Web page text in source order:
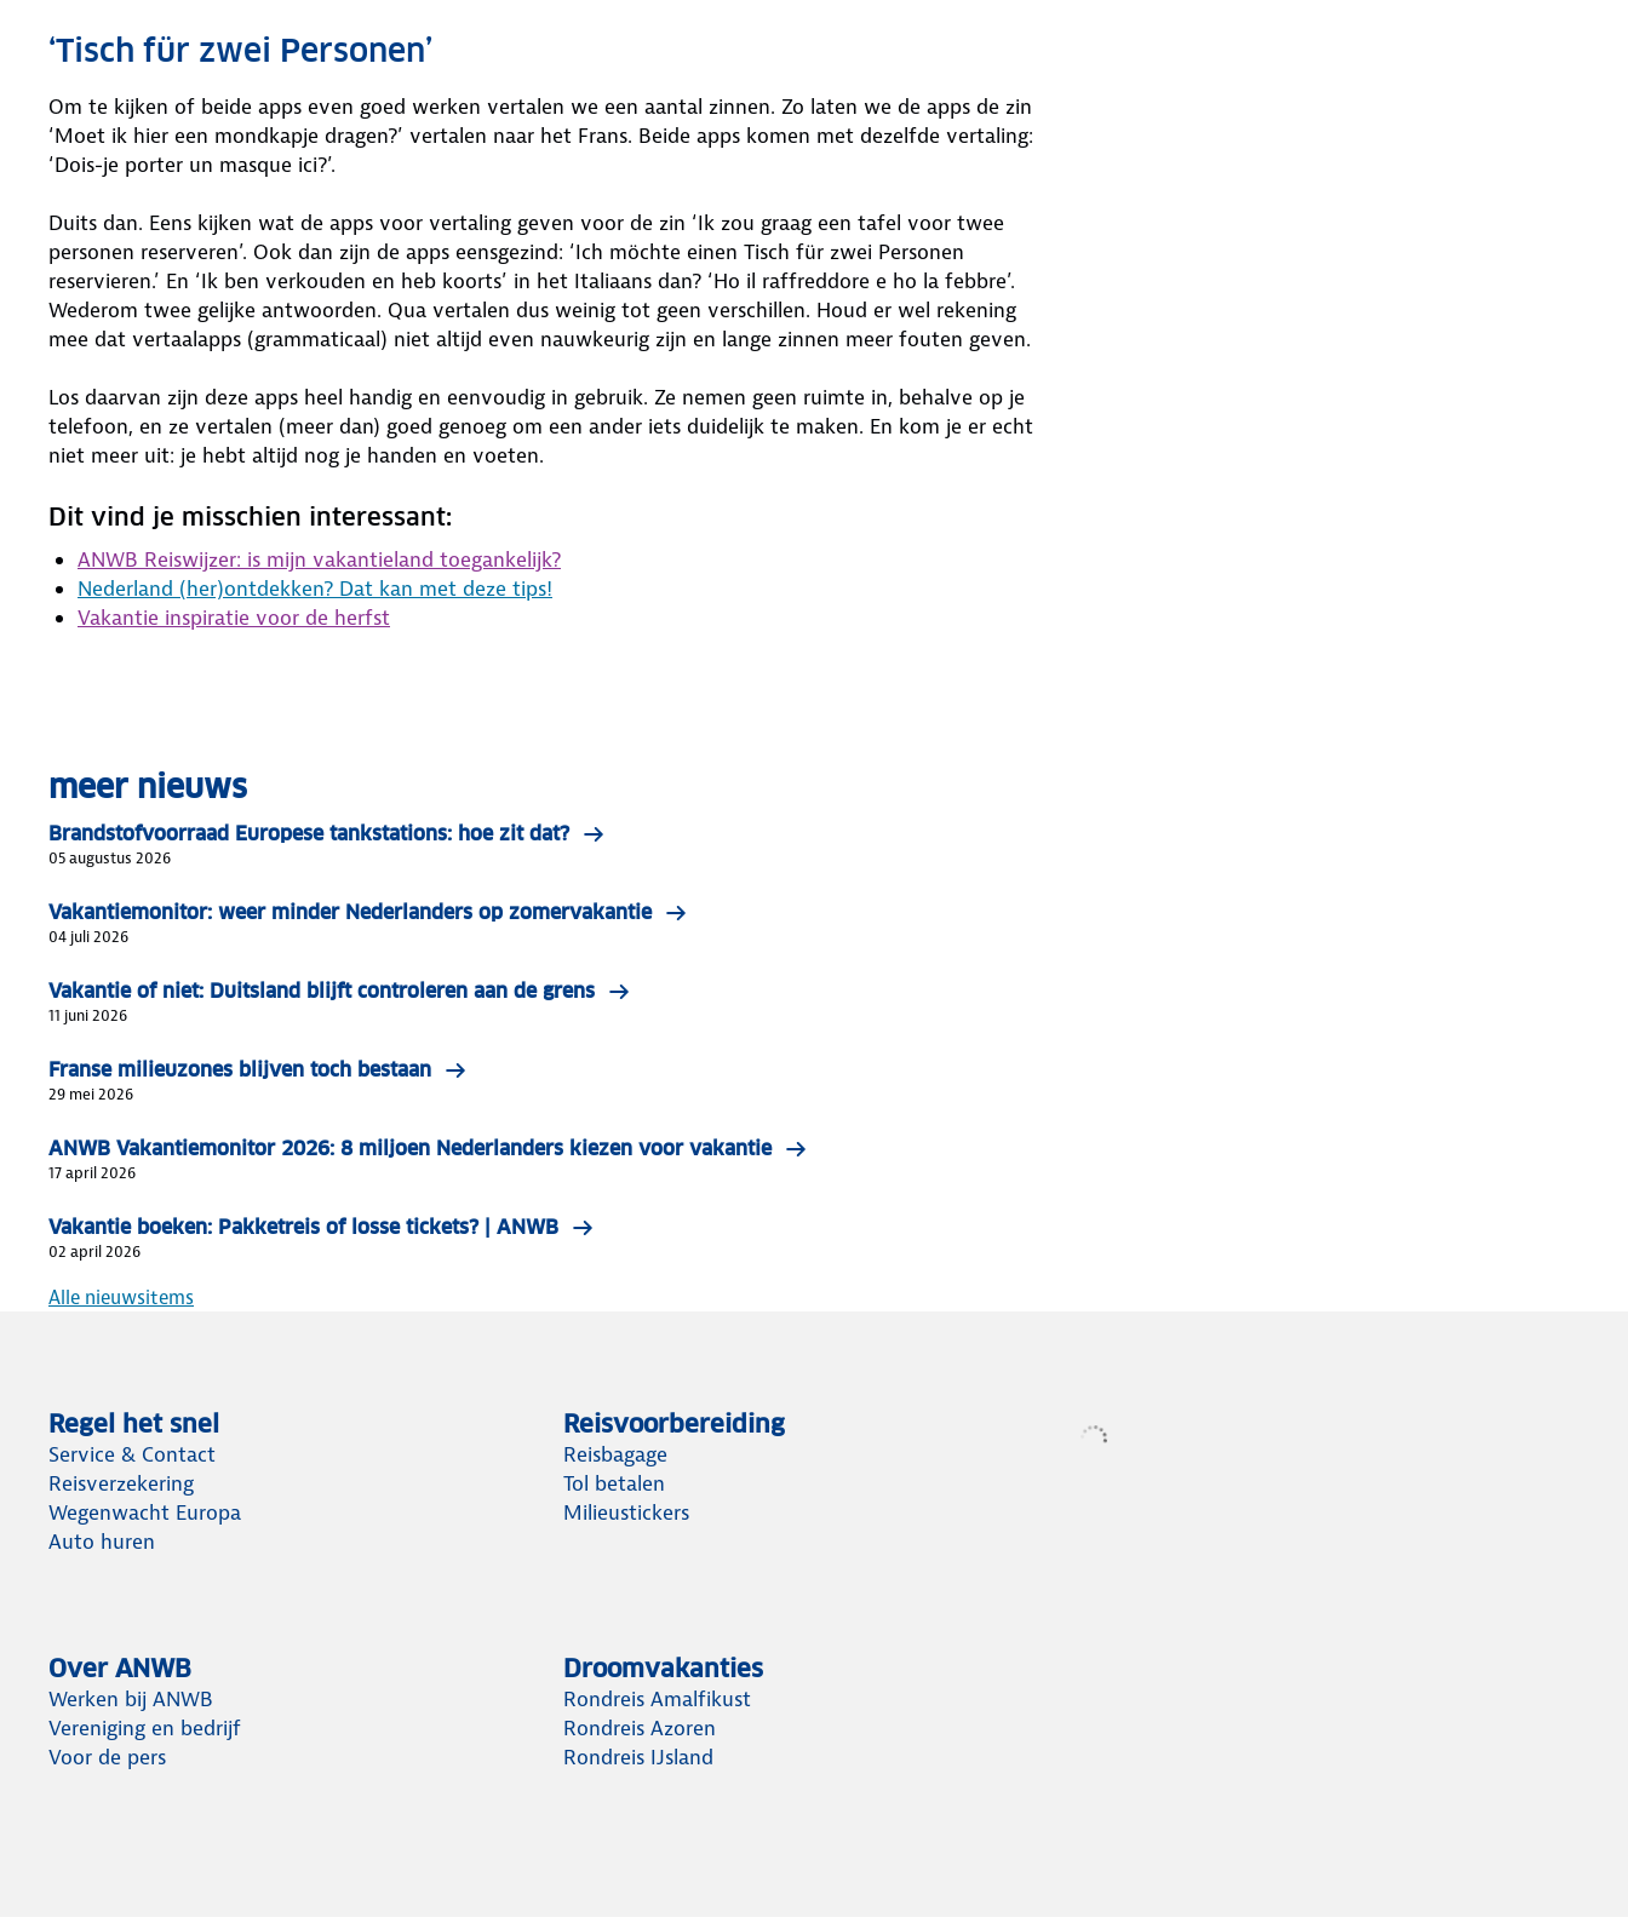
‘Tisch für zwei Personen’
Om te kijken of beide apps even goed werken vertalen we een aantal zinnen. Zo laten we de apps de zin
‘Moet ik hier een mondkapje dragen?’ vertalen naar het Frans. Beide apps komen met dezelfde vertaling:
‘Dois-je porter un masque ici?’.
Duits dan. Eens kijken wat de apps voor vertaling geven voor de zin ‘Ik zou graag een tafel voor twee
personen reserveren’. Ook dan zijn de apps eensgezind: ‘Ich möchte einen Tisch für zwei Personen
reservieren.’ En ‘Ik ben verkouden en heb koorts’ in het Italiaans dan? ‘Ho il raffreddore e ho la febbre’.
Wederom twee gelijke antwoorden. Qua vertalen dus weinig tot geen verschillen. Houd er wel rekening
mee dat vertaalapps (grammaticaal) niet altijd even nauwkeurig zijn en lange zinnen meer fouten geven.
Los daarvan zijn deze apps heel handig en eenvoudig in gebruik. Ze nemen geen ruimte in, behalve op je
telefoon, en ze vertalen (meer dan) goed genoeg om een ander iets duidelijk te maken. En kom je er echt
niet meer uit: je hebt altijd nog je handen en voeten.
Dit vind je misschien interessant:
ANWB Reiswijzer: is mijn vakantieland toegankelijk?
Nederland (her)ontdekken? Dat kan met deze tips!
Vakantie inspiratie voor de herfst
meer nieuws
Brandstofvoorraad Europese tankstations: hoe zit dat?
05 augustus 2026
Vakantiemonitor: weer minder Nederlanders op zomervakantie
04 juli 2026
Vakantie of niet: Duitsland blijft controleren aan de grens
11 juni 2026
Franse milieuzones blijven toch bestaan
29 mei 2026
ANWB Vakantiemonitor 2026: 8 miljoen Nederlanders kiezen voor vakantie
17 april 2026
Vakantie boeken: Pakketreis of losse tickets? | ANWB
02 april 2026
Alle nieuwsitems
Regel het snel
Service & Contact
Reisverzekering
Wegenwacht Europa
Auto huren
Reisvoorbereiding
Reisbagage
Tol betalen
Milieustickers
Over ANWB
Werken bij ANWB
Vereniging en bedrijf
Voor de pers
Droomvakanties
Rondreis Amalfikust
Rondreis Azoren
Rondreis IJsland